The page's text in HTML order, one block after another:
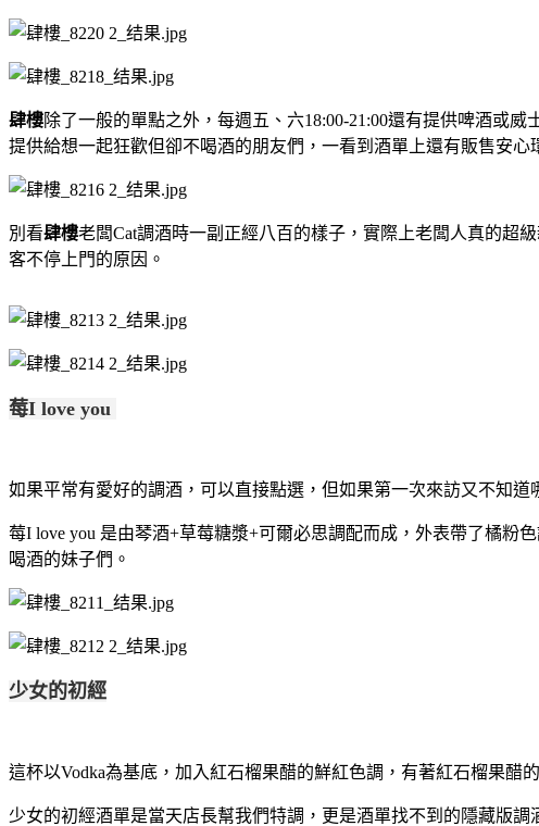
肆樓除了一般的單點之外，每週五、六18:00-21:00還有提供啤酒或
提供給想一起狂歡但卻不喝酒的朋友們，一看到酒單上還有販售安心
別看肆樓老闆Cat調酒時一副正經八百的樣子，實際上老闆人真的超
客不停上門的原因。
莓I love you
如果平常有愛好的調酒，可以直接點選，但如果第一次來訪又不知
莓I love you 是由琴酒+草莓糖漿+可爾必思調配而成，外表帶了橘粉
喝酒的妹子們。
少女的初經
這杯以Vodka為基底，加入紅石榴果醋的鮮紅色調， 有著紅石榴果醋的
少女的初經酒單是當天店長幫我們特調，更是酒單找不到的隱藏版